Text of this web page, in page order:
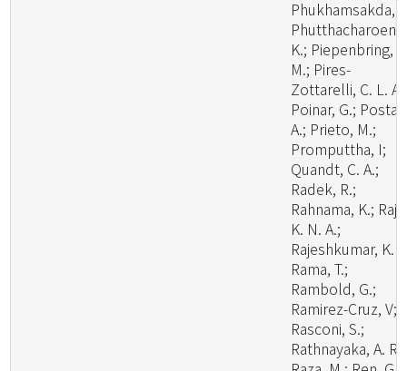
Phukhamsakda,
Phutthacharoen,
K.; Piepenbring,
M.; Pires-
Zottarelli, C. L. A.;
Poinar, G.; Posta,
A.; Prieto, M.;
Promputtha, I;
Quandt, C. A.;
Radek, R.;
Rahnama, K.; Raj,
K. N. A.;
Rajeshkumar, K.
Rama, T.;
Rambold, G.;
Ramirez-Cruz, V;
Rasconi, S.;
Rathnayaka, A. R.;